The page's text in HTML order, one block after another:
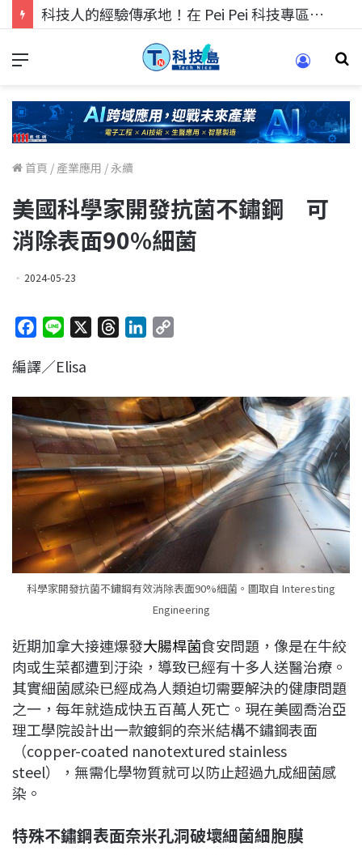
科技人找工作，就到TECH+ 科技專區!
首頁 / 產業應用 /永續
美國科學家開發抗菌不鏽鋼 可
消除表面90%細菌
2024-05-23
c
o
o
k
n
a
d
s
e
d
I
n
L
i
n
k
編譯／Elisa
科學家開發抗菌不鏽鋼有效消除表面90%細菌。圖取自 Interesting
Engineering
近期加拿大接連爆發大腸桿菌食安問題，像是在牛絞
肉或生菜都遭到汙染，導致已經有十多人送醫治療。
其實細菌感染已經成為人類迫切需要解決的健康問題
之一，每年就造成快五百萬人死亡。現在美國喬治亞
理工學院設計出一款鍍銅的奈米結構不鏽鋼表面
（copper-coated nanotextured stainless
steel），無需化學物質就可以防止超過九成細菌感
染。
特殊不鏽鋼表面奈米孔洞破壞細菌細胞膜